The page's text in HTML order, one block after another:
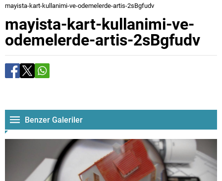
mayista-kart-kullanimi-ve-odemelerde-artis-2sBgfudv
mayista-kart-kullanimi-ve-
odemelerde-artis-2sBgfudv
Benzer Galeriler